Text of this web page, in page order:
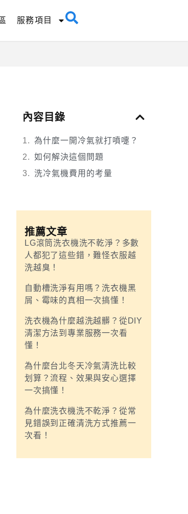
服務項目
內容目錄
為什麼一開冷氣就打噴嚏？
如何解決這個問題
洗冷氣機費用的考量
推薦文章
LG滾筒洗衣機洗不乾淨？多數
人都犯了這些錯，難怪衣服越
洗越臭！
自動槽洗淨有用嗎？洗衣機黑
屑、霉味的真相一次搞懂！
洗衣機為什麼越洗越髒？從DIY
清潔方法到專業服務一次看
懂！
為什麼台北冬天冷氣清洗比較
划算？流程、效果與安心選擇
一次搞懂！
為什麼洗衣機洗不乾淨？從常
見錯誤到正確清洗方式推薦一
次看！